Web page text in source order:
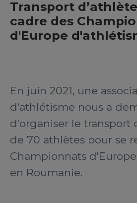
Transport
cadre des
d'Europe
En juin 2021, une
d'athlétisme nous a
d'organiser le transport
de 70 athlètes pour se
Championnats
en Roumanie.